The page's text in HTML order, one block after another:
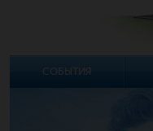
СОБЫТИЯ